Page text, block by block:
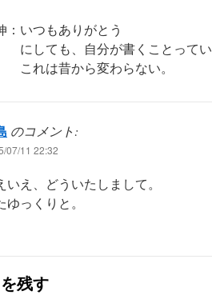
：いつもありがとう
しても、自分が書くことってい
れは昔から変わらない。
のコメント:
07/11 22:32
いえ、どういたしまして。
ゆっくりと。
残す